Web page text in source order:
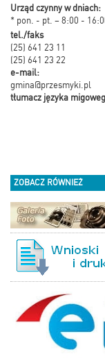
Urząd czynny w dniach:
* pon. - pt. – 8:00 -
tel./faks
(25) 641 23 11
(25) 641 23 22
e-mail:
gmina@przesmyki.pl
tłumacz języka
ZOBACZ RÓWNIEŻ